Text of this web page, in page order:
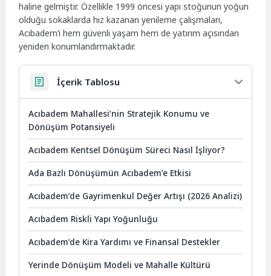
haline gelmiştir. Özellikle 1999 öncesi yapı stoğunun yoğun
olduğu sokaklarda hız kazanan yenileme çalışmaları,
Acıbadem’i hem güvenli yaşam hem de yatırım açısından
yeniden konumlandırmaktadır.
İçerik Tablosu
Acıbadem Mahallesi’nin Stratejik Konumu ve
Dönüşüm Potansiyeli
Acıbadem Kentsel Dönüşüm Süreci Nasıl İşliyor?
Ada Bazlı Dönüşümün Acıbadem’e Etkisi
Acıbadem’de Gayrimenkul Değer Artışı (2026 Analizi)
Acıbadem Riskli Yapı Yoğunluğu
Acıbadem’de Kira Yardımı ve Finansal Destekler
Yerinde Dönüşüm Modeli ve Mahalle Kültürü